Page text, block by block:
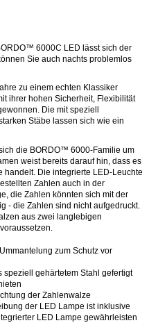
6000C LED lässt sich der
Sie auch nachts problemlos
zu einem echten Klassiker
ihrer hohen Sicherheit, Flexibilität
Die mit speziell
Stäbe lassen sich wie ein
die BORDO™ 6000-Familie um
weist bereits darauf hin, dass es
handelt. Die integrierte LED-Leuchte
Zahlen auch in der
die Zahlen könnten sich mit der
- die Zahlen sind nicht aufgedruckt.
aus zwei langlebigen
zum Schutz vor
speziell gehärtetem Stahl gefertigt
der Zahlenwalze
der LED Lampe ist inklusive
LED Lampe gewährleisten